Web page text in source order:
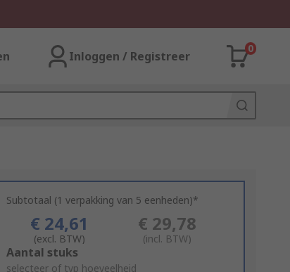
Inloggen / Registreer
0
Subtotaal (1 verpakking van 5 eenheden)*
€ 24,61
(excl. BTW)
€ 29,78
(incl. BTW)
Add
Aantal stuks
selecteer of typ hoeveelheid